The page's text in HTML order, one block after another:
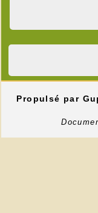
Propulsé par